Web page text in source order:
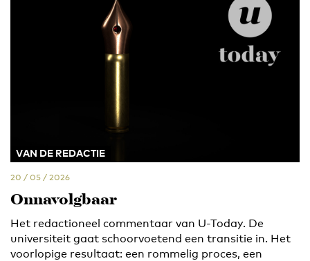
VAN DE REDACTIE
20 / 05 / 2026
Onnavolgbaar
Het redactioneel commentaar van U-Today. De
universiteit gaat schoorvoetend een transitie in. Het
voorlopige resultaat: een rommelig proces, een